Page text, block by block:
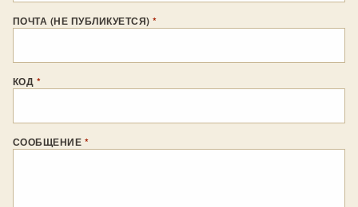
ПОЧТА (НЕ ПУБЛИКУЕТСЯ)*
КОД *
СООБЩЕНИЕ *